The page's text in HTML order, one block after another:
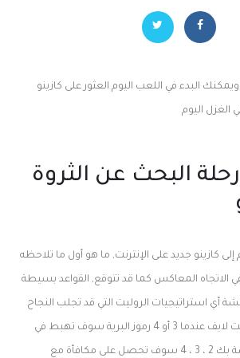
البدء في اللعب اليوم العثور على كازينو
الغزل اليوم
البحث عن الثروة
كازينو جديد على الإنترنت, ما هو أول ما تلاحظه
الاتجاه المعاكس كما قد تتوقع, القواعد بسيطة
أي استراتيجيات الروليت التي قد تجلب النجاح
في شريط الذهب الروليت لايف عندما 3 أو 4 رموز البرية سوف تهبط في
الواقع على بكرات الخاصة بك 2 ، 3 ، 4 سوف تحصل على مكافأة مع